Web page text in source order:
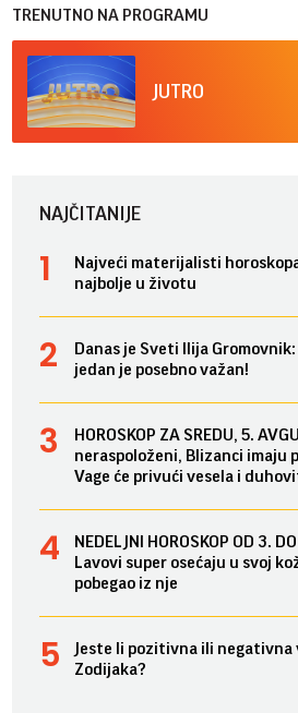
TRENUTNO NA PROGRAMU
JUTRO
NAJČITANIJE
Najveći materijalisti
najbolje u životu
Danas je Sveti Ilija
jedan je posebno važan!
HOROSKOP ZA SREDU, 5.
neraspoloženi, Blizanci imaju
Vage će privući vesela i
NEDELJNI HOROSKOP OD 3.
Lavovi super osećaju u svoj
pobegao iz nje
Jeste li pozitivna ili negativna
Zodijaka?